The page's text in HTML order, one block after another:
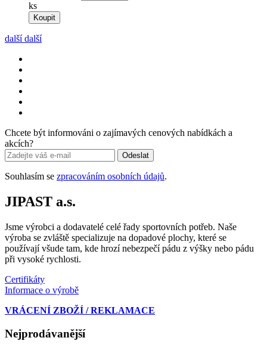
ks
Koupit
další další
Chcete být informováni o zajímavých cenových nabídkách a
akcích?
Odeslat
Souhlasím se zpracováním osobních údajů.
JIPAST a.s.
Jsme výrobci a dodavatelé celé řady sportovních potřeb. Naše
výroba se zvláště specializuje na dopadové plochy, které se
používají všude tam, kde hrozí nebezpečí pádu z výšky nebo pádu
při vysoké rychlosti.
Certifikáty
Informace o výrobě
VRÁCENÍ ZBOŽÍ / REKLAMACE
Nejprodávanější